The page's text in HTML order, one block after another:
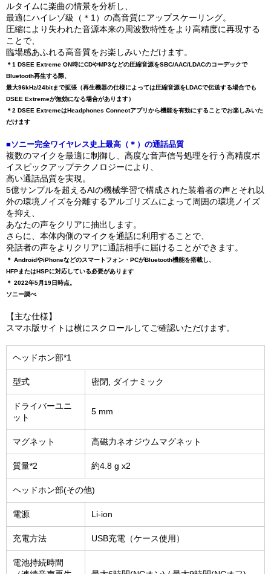
ルタイムに楽曲の情景を分析し、
最適にハイレゾ級（＊1）の高音質にアップスケーリング。
圧縮により失われた音源本来の周波数特性をより高精度に再現する
ことで、
臨場感あふれる高音質をお楽しみいただけます。
＊1 DSEE Extreme ON時にCDやMP3などの圧縮音源をSBC/AAC/LDACのコーデックで
Bluetooth再生する際、
最大96kHz/24bitまで拡張（再生機器の仕様によっては圧縮音源をLDACで伝送する場合でも
DSEE Extremeが無効になる場合があります）
＊2 DSEE ExtremeはHeadphones Connectアプリから機能を有効にすることでお楽しみいた
だけます
■ソニー完全ワイヤレス史上最高（＊）の通話品質
複数のマイクを最適に制御し、高度な音声信号処理を行う高精度ボ
イスピックアップテクノロジーにより、
高い通話品質を実現。
5億サンプルを超えるAIの機械学習で構成された装着者の声とそれ以
外の環境ノイズを分離するアルゴリズムによって周囲の環境ノイズ
を抑え、
あなたの声をクリアに抽出します。
さらに、本体内側のマイクを通話に利用することで、
発話者の声をよりクリアに通話相手に届けることができます。
＊ AndroidやiPhoneなどのスマートフォン・PCがBluetooth機能を搭載し、
HFPまたはHSPに対応している必要があります
＊ 2022年5月19日時点。
ソニー調べ
【主な仕様】
スマホ版サイトは横にスクロールしてご確認いただけます。
ヘッドホン部*1
型式 密閉, ダイナミック
ドライバーユニ
ット
5 mm
マグネット 高磁力ネオジウムマグネット
質量*2 約4.8 g x2
ヘッドホン部(その他)
電源 Li-ion
充電方法 USB充電（ケース使用）
電池持続時間